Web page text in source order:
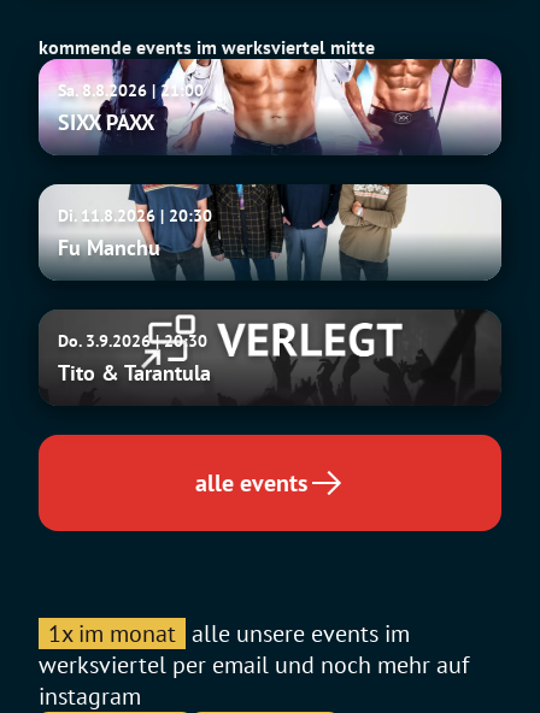
kommende events im werksviertel mitte
SIXX
PAXXSa. 8.8.2026 | 21:00
SIXX PAXX
Fu
Manchu
Di. 11.8.2026 | 20:30
Fu Manchu
Tito
Tarantula
Do. 3.9.2026 | 20:30
Tito & Tarantula
alle events
1x im monat alle unsere events im
werksviertel per email und noch mehr auf
instagram